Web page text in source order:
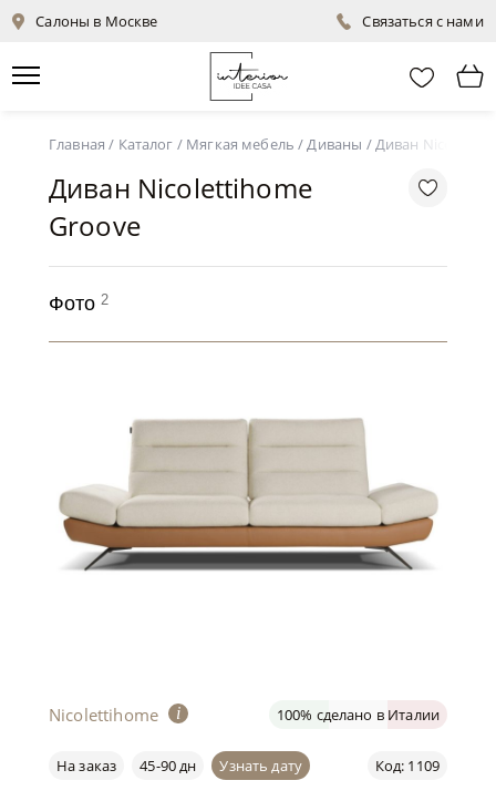
Салоны в Москве Связаться с нами
Главная / Каталог / Мягкая мебель /Диваны /Диван
Диван Nicolettihome
Groove
Фото 2
Nicolettihome i 100% сделано в Италии
Код: 1109
На заказ 45-90 дн Узнать дату